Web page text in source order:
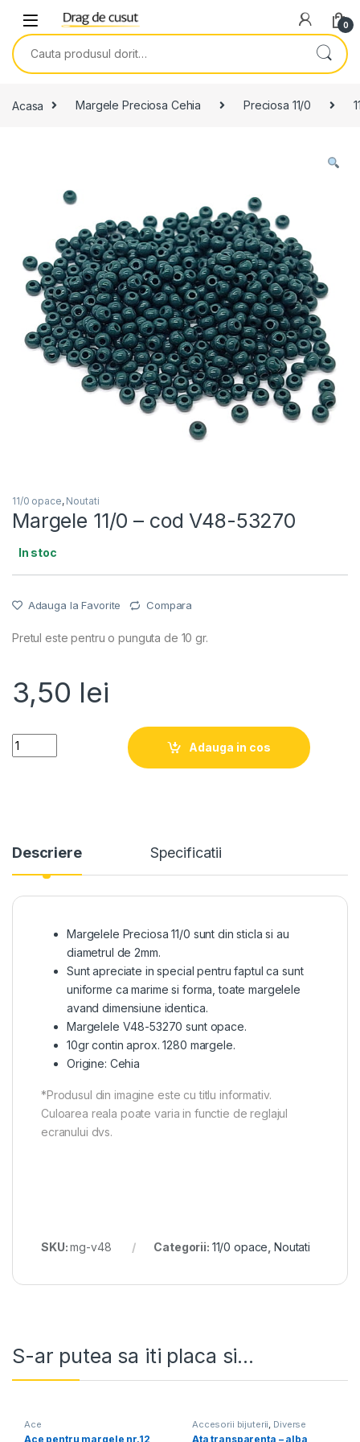
0
Search for:
Acasa Margele Preciosa Cehia Preciosa 11/0
11/0 opace, Noutati
Margele 11/0 – cod V48-53270
In stoc
Adauga la Favorite Compara
Pretul este pentru o punguta de 10 gr.
3,50 lei
Quantity
Adauga in cos
Descriere Specificatii
Margelele Preciosa 11/0 sunt din sticla si au
diametrul de 2mm.
Sunt apreciate in special pentru faptul ca sunt
uniforme ca marime si forma, toate margelele
avand dimensiune identica.
Margelele V48-53270 sunt opace.
10gr contin aprox. 1280 margele.
Origine: Cehia
*Produsul din imagine este cu titlu informativ.
Culoarea reala poate varia in functie de reglajul
ecranului dvs.
SKU:mg-v48 Categorii: 11/0 opace ,Noutati
S-ar putea sa iti placa si...
Ace
Ace pentru margele nr.12
Accesorii bijuterii, Diverse
Ata transparenta – alba